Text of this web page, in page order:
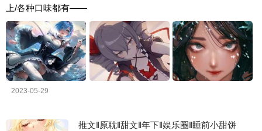
上/各种口味都有——
2023-05-29
推文‖原耽‖甜文‖年下‖娱乐圈‖睡前小甜饼